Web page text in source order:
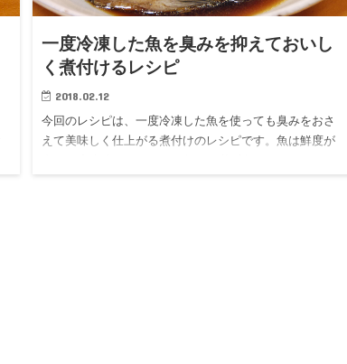
一度冷凍した魚を臭みを抑えておいし
く煮付けるレシピ
2018.02.12
今回のレシピは、一度冷凍した魚を使っても臭みをおさ
えて美味しく仕上がる煮付けのレシピです。魚は鮮度が